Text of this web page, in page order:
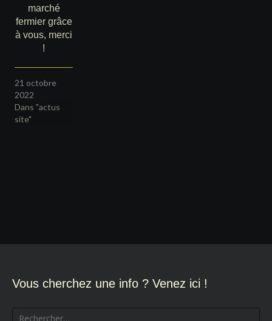
marché
fermier grâce
à vous, merci
!
21 octobre
2022
Dans "actus
site"
Vous cherchez une info ? Venez ici !
Rechercher :